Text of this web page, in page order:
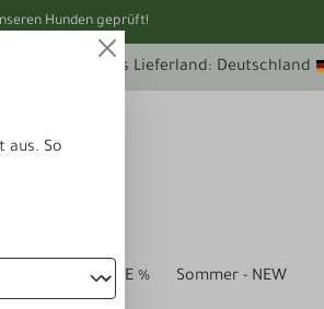
Hunden geprüft!
Ihr aktuelles Lieferland: Deutschland
SALE % Sommer - NEW
aus. So